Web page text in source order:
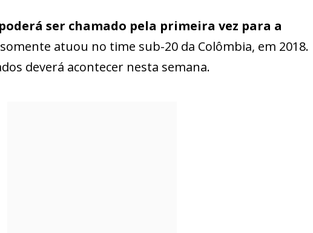
ser chamado pela primeira vez para a
atuou no time sub-20 da Colômbia, em 2018.
deverá acontecer nesta semana.